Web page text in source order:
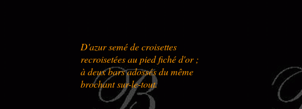
D'azur semé de croisettes
recroisetées au pied fiché d'or ;
à deux bars adossés du même
brochant sur-le-tout.